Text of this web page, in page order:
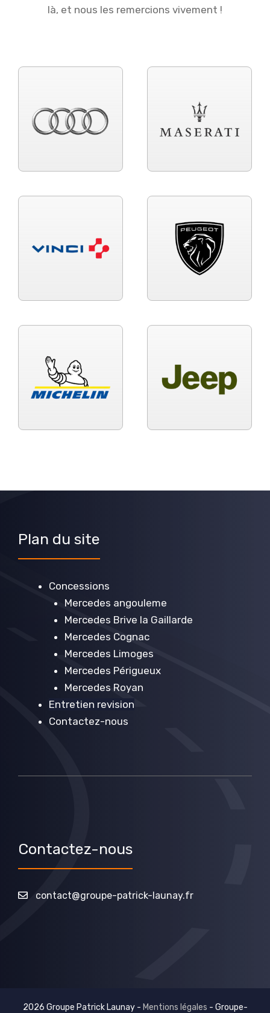
là, et nous les remercions vivement !
Plan du site
Concessions
Mercedes angouleme
Mercedes Brive la Gaillarde
Mercedes Cognac
Mercedes Limoges
Mercedes Périgueux
Mercedes Royan
Entretien revision
Contactez-nous
Contactez-nous
contact@groupe-patrick-launay.fr
2026 Groupe Patrick Launay - Mentions légales - Groupe-